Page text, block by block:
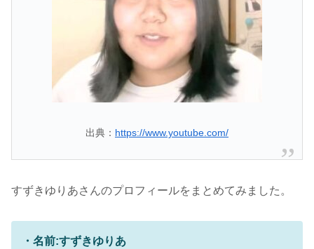
出典： https://www.youtube.com/
すずきゆりあさんのプロフィールをまとめてみました。
・名前:すずきゆりあ